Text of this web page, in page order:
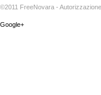
©2011 FreeNovara -
Google+